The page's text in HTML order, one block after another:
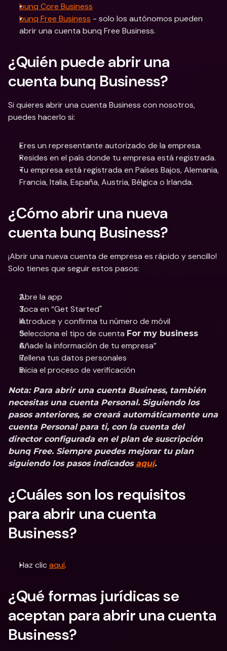
bunq Core Business
bunq Free Business - solo los autónomos pueden
abrir una cuenta bunq Free Business.
¿Quién puede abrir una
cuenta bunq Business?
Si quieres abrir una cuenta Business con nosotros,
puedes hacerlo si:
Eres un representante autorizado de la empresa.
Resides en el país donde tu empresa está registrada.
Tu empresa está registrada en Países Bajos, Alemania,
Francia, Italia, España, Austria, Bélgica o Irlanda.
¿Cómo abrir una nueva
cuenta bunq Business?
¡Abrir una nueva cuenta de empresa es rápido y sencillo!
Solo tienes que seguir estos pasos:
Abre la app
Toca en “Get Started"
Introduce y confirma tu número de móvil
Selecciona el tipo de cuenta For my business
Añade la información de tu empresa”
Rellena tus datos personales
Inicia el proceso de verificación
Nota: Para abrir una cuenta Business, también
necesitas una cuenta Personal. Siguiendo los
pasos anteriores, se creará automáticamente una
cuenta Personal para ti, con la cuenta del
director configurada en el plan de suscripción
bunq Free. Siempre puedes mejorar tu plan
siguiendo los pasos indicados aquí.
¿Cuáles son los requisitos
para abrir una cuenta
Business?
Haz clic aquí.
¿Qué formas jurídicas se
aceptan para abrir una cuenta
Business?